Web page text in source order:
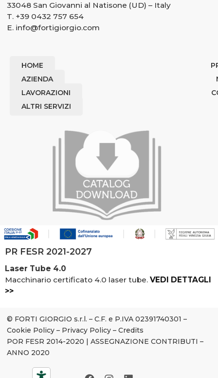
33048 San Giovanni al Natisone (UD) – Italy
T. +39 0432 757 654
E. info@fortigiorgio.com
HOME
AZIENDA
LAVORAZIONI
ALTRI SERVIZI
PR FESR 2021-2027
Laser Tube 4.0
Macchinario certificato 4.0 laser tube. VEDI DETTAGLI
>>
© FORTI GIORGIO s.r.l. – C.F. e P.IVA 02391740301 –
Cookie Policy – Privacy Policy – Credits
POR FESR 2014-2020
ASSEGNAZIONE CONTRIBUTI –
ANNO 2020